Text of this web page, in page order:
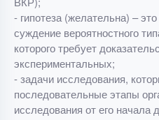
- гипотеза (желательна) –
суждение вероятностного
которого требует
экспериментальных;
- задачи исследования,
последовательные этапы
исследования от его начала